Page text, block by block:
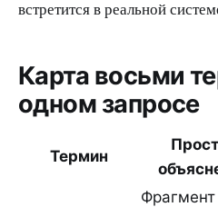
встретится в реальной
Карта восьми
одном запросе
Термин
Фрагмент